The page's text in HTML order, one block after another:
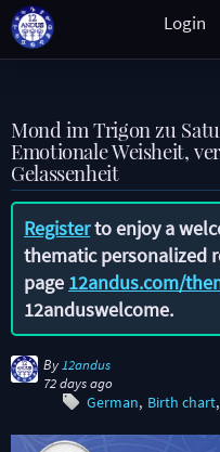
Login
Mond im Trigon zu
Emotionale Weisheit,
Gelassenheit
Registerto enjoy a
thematic personalized
page 12andus.com/
12anduswelcome.
By 12andus
72 days ago
German Birth chart